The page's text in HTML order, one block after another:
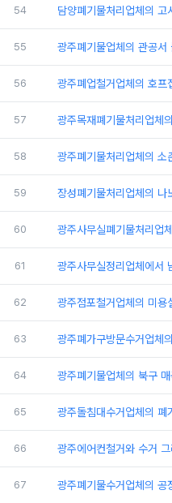
54 담양폐기물처리업체의
55 광주폐기물업체의 관공
56 광주폐업철거업체의 호프
57 광주목재폐기물처리업체
58 광주폐기물처리업체의 소
59 장성폐기물처리업체의 나
60 광주사무실폐기물처리업
61 광주사무실정리업체에서
62 광주점포철거업체의 미용
63 광주폐가구방문수거업체
64 광주폐기물업체의 북구
65 광주돌침대수거업체의 폐
66 광주에어컨철거와 수거
67 광주폐기물수거업체의 공